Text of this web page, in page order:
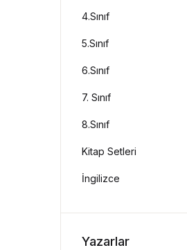
4.Sınıf
5.Sınıf
6.Sınıf
7. Sınıf
8.Sınıf
Kitap Setleri
İngilizce
Yazarlar